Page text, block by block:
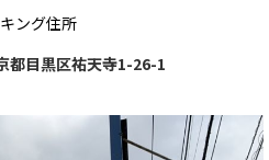
ング住所
都目黒区祐天寺1-26-1